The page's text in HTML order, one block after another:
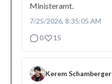
Ministeramt.
7/25/2026, 8:35:05 AM
0
15
Kerem Schamberger